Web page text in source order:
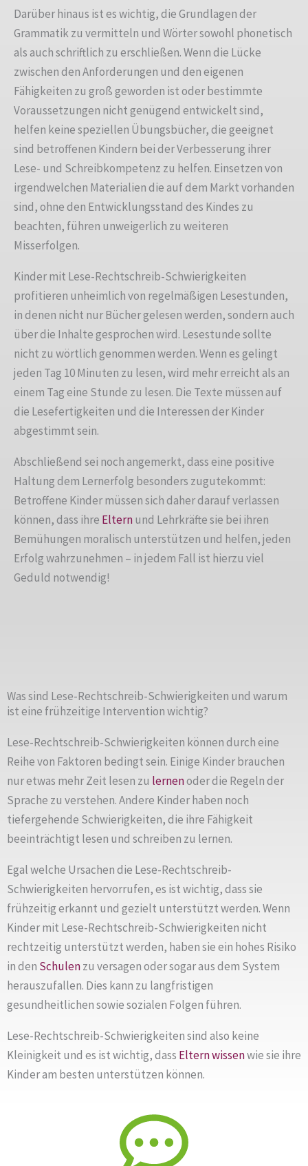
Darüber hinaus ist es wichtig, die Grundlagen der
Grammatik zu vermitteln und Wörter sowohl phonetisch
als auch schriftlich zu erschließen. Wenn die Lücke
zwischen den Anforderungen und den eigenen
Fähigkeiten zu groß geworden ist oder bestimmte
Voraussetzungen nicht genügend entwickelt sind,
helfen keine speziellen Übungsbücher, die geeignet
sind betroffenen Kindern bei der Verbesserung ihrer
Lese- und Schreibkompetenz zu helfen. Einsetzen von
irgendwelchen Materialien die auf dem Markt vorhanden
sind, ohne den Entwicklungsstand des Kindes zu
beachten, führen unweigerlich zu weiteren
Misserfolgen.
Kinder mit Lese-Rechtschreib-Schwierigkeiten
profitieren unheimlich von regelmäßigen Lesestunden,
in denen nicht nur Bücher gelesen werden, sondern auch
über die Inhalte gesprochen wird. Lesestunde sollte
nicht zu wörtlich genommen werden. Wenn es gelingt
jeden Tag 10 Minuten zu lesen, wird mehr erreicht als an
einem Tag eine Stunde zu lesen. Die Texte müssen auf
die Lesefertigkeiten und die Interessen der Kinder
abgestimmt sein.
Abschließend sei noch angemerkt, dass eine positive
Haltung dem Lernerfolg besonders zugutekommt:
Betroffene Kinder müssen sich daher darauf verlassen
können, dass ihre Elternund Lehrkräfte sie bei ihren
Bemühungen moralisch unterstützen und helfen, jeden
Erfolg wahrzunehmen – in jedem Fall ist hierzu viel
Geduld notwendig!
Was sind Lese-Rechtschreib-Schwierigkeiten und warum
ist eine frühzeitige Intervention wichtig?
Lese-Rechtschreib-Schwierigkeiten können durch eine
Reihe von Faktoren bedingt sein. Einige Kinder brauchen
nur etwas mehr Zeit lesen zu lernenoder die Regeln der
Sprache zu verstehen. Andere Kinder haben noch
tiefergehende Schwierigkeiten, die ihre Fähigkeit
beeinträchtigt lesen und schreiben zu lernen.
Egal welche Ursachen die Lese-Rechtschreib-
Schwierigkeiten hervorrufen, es ist wichtig, dass sie
frühzeitig erkannt und gezielt unterstützt werden. Wenn
Kinder mit Lese-Rechtschreib-Schwierigkeiten nicht
rechtzeitig unterstützt werden, haben sie ein hohes Risiko
in den Schulenzu versagen oder sogar aus dem System
herauszufallen. Dies kann zu langfristigen
gesundheitlichen sowie sozialen Folgen führen.
Lese-Rechtschreib-Schwierigkeiten sind also keine
Kleinigkeit und es ist wichtig, dass Elternwissenwie sie ihre
Kinder am besten unterstützen können.